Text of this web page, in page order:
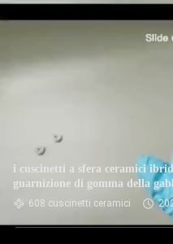
i cuscinetti a sfera ceramici
guarnizione di gomma della
608 cuscinetti ceramici